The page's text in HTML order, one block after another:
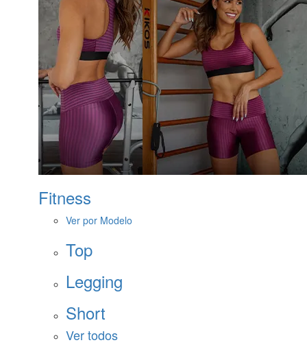
Fitness
Ver por Modelo
Top
Legging
Short
Ver todos